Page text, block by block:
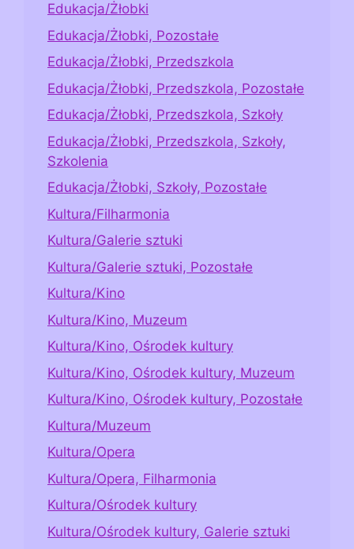
Edukacja/Żłobki
Edukacja/Żłobki, Pozostałe
Edukacja/Żłobki, Przedszkola
Edukacja/Żłobki, Przedszkola, Pozostałe
Edukacja/Żłobki, Przedszkola, Szkoły
Edukacja/Żłobki, Przedszkola, Szkoły,
Szkolenia
Edukacja/Żłobki, Szkoły, Pozostałe
Kultura/Filharmonia
Kultura/Galerie sztuki
Kultura/Galerie sztuki, Pozostałe
Kultura/Kino
Kultura/Kino, Muzeum
Kultura/Kino, Ośrodek kultury
Kultura/Kino, Ośrodek kultury, Muzeum
Kultura/Kino, Ośrodek kultury, Pozostałe
Kultura/Muzeum
Kultura/Opera
Kultura/Opera, Filharmonia
Kultura/Ośrodek kultury
Kultura/Ośrodek kultury, Galerie sztuki